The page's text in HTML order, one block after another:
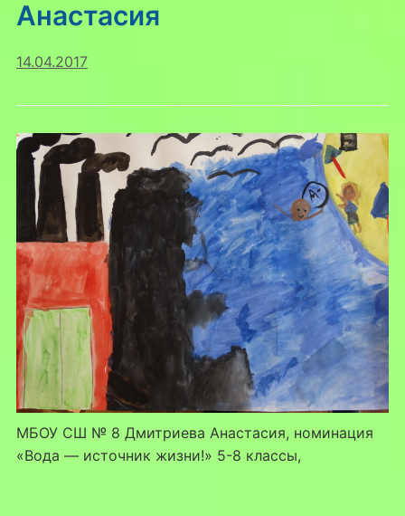
Анастасия
14.04.2017
МБОУ СШ № 8 Дмитриева Анастасия, номинация
«Вода — источник жизни!» 5-8 классы,